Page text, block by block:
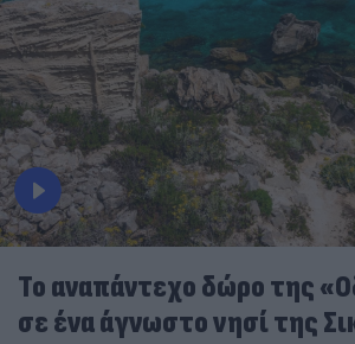
To αναπάντεχο δώρο της
σε ένα άγνωστο νησί της